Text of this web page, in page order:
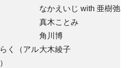
なかえいじ with 亜樹弛
真木ことみ
角川博
く（アル大木綾子